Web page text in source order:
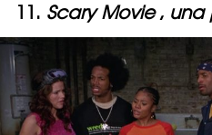
11. Scary Movie , una